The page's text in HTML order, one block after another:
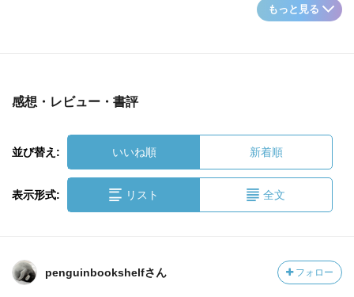
もっと見る
感想・レビュー・書評
並び替え: いいね順 新着順
表示形式: リスト 全文
penguinbookshelfさん フォロー